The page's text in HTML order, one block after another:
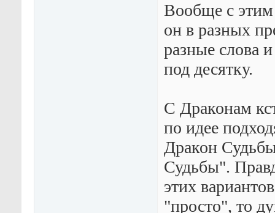
Вообще с
он в разных
разные слова
под десятку.
С Драконам
по идее
Дракон
Судьбы".
этих
"просто", то